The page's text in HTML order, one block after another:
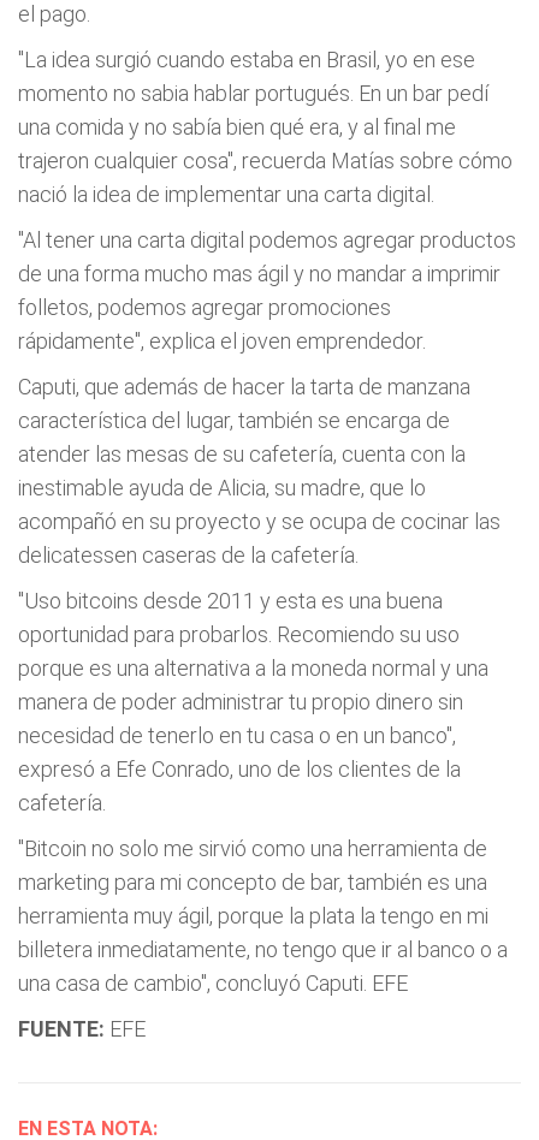
el pago.
"La idea surgió cuando estaba en Brasil, yo en ese
momento no sabia hablar portugués. En un bar pedí
una comida y no sabía bien qué era, y al final me
trajeron cualquier cosa", recuerda Matías sobre cómo
nació la idea de implementar una carta digital.
"Al tener una carta digital podemos agregar productos
de una forma mucho mas ágil y no mandar a imprimir
folletos, podemos agregar promociones
rápidamente", explica el joven emprendedor.
Caputi, que además de hacer la tarta de manzana
característica del lugar, también se encarga de
atender las mesas de su cafetería, cuenta con la
inestimable ayuda de Alicia, su madre, que lo
acompañó en su proyecto y se ocupa de cocinar las
delicatessen caseras de la cafetería.
"Uso bitcoins desde 2011 y esta es una buena
oportunidad para probarlos. Recomiendo su uso
porque es una alternativa a la moneda normal y una
manera de poder administrar tu propio dinero sin
necesidad de tenerlo en tu casa o en un banco",
expresó a Efe Conrado, uno de los clientes de la
cafetería.
"Bitcoin no solo me sirvió como una herramienta de
marketing para mi concepto de bar, también es una
herramienta muy ágil, porque la plata la tengo en mi
billetera inmediatamente, no tengo que ir al banco o a
una casa de cambio", concluyó Caputi. EFE
FUENTE: EFE
EN ESTA NOTA: